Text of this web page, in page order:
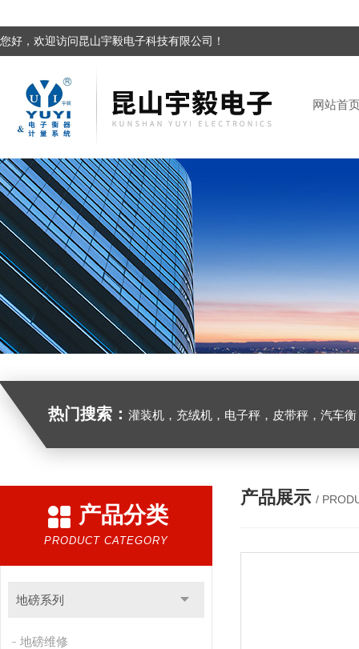
您好，欢迎访问昆山宇毅电子科技有限公司！
网站首
热门搜索： 灌装机，充绒机，电子秤，皮带秤，汽车
产品分类
PRODUCT CATEGORY
地磅系列
地磅维修
产品展示 /